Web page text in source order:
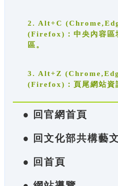
2. Alt+C
(Firefox)：中央內容區
區。
3. Alt+Z
(Firefox)：頁尾網站資
● 回官網首頁
● 回文化部共構藝
● 回首頁